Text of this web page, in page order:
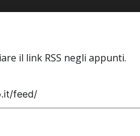
il link RSS negli appunti.